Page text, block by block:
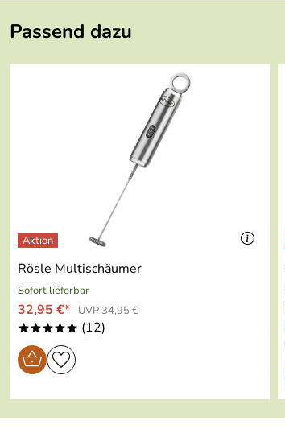
Passend dazu
Rösle Multischäumer
Sofort lieferbar
32,95 €* UVP 34,95 €
***** (12)